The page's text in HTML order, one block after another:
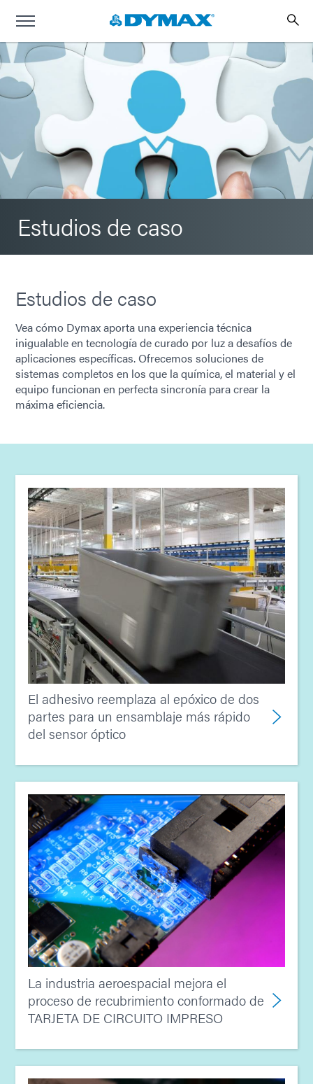
Estudios de caso
Estudios de caso
Vea cómo Dymax aporta una experiencia técnica
inigualable en tecnología de curado por luz a desafíos de
aplicaciones específicas. Ofrecemos soluciones de
sistemas completos en los que la química, el material y el
equipo funcionan en perfecta sincronía para crear la
máxima eficiencia.
El adhesivo reemplaza al epóxico de dos
partes para un ensamblaje más rápido
del sensor óptico
La industria aeroespacial mejora el
proceso de recubrimiento conformado de
TARJETA DE CIRCUITO IMPRESO